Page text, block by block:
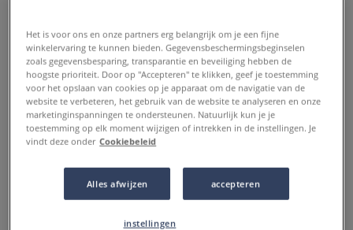
RENZO MILANI | Rondeel met
slagkop
Het is voor ons en onze partners erg belangrijk om je een fijne
winkelervaring te kunnen bieden. Gegevensbeschermingsbeginselen
zoals gegevensbesparing, transparantie en beveiliging hebben de
hoogste prioriteit. Door op "Accepteren" te klikken, geef je toestemming
voor het opslaan van cookies op je apparaat om de navigatie van de
website te verbeteren, het gebruik van de website te analyseren en onze
marketinginspanningen te ondersteunen. Natuurlijk kun je je
toestemming op elk moment wijzigen of intrekken in de instellingen. Je
vindt deze onder Cookiebeleid
Alles afwijzen accepteren
instellingen